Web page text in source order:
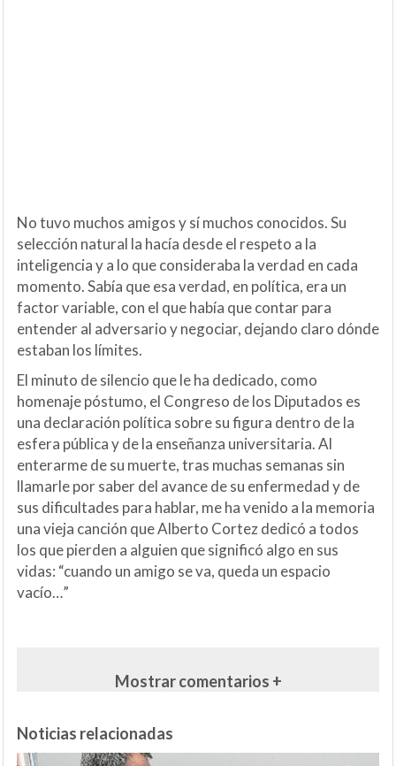
No tuvo muchos amigos y sí muchos conocidos. Su
selección natural la hacía desde el respeto a la
inteligencia y a lo que consideraba la verdad en cada
momento. Sabía que esa verdad, en política, era un
factor variable, con el que había que contar para
entender al adversario y negociar, dejando claro dónde
estaban los límites.
El minuto de silencio que le ha dedicado, como
homenaje póstumo, el Congreso de los Diputados es
una declaración política sobre su figura dentro de la
esfera pública y de la enseñanza universitaria. Al
enterarme de su muerte, tras muchas semanas sin
llamarle por saber del avance de su enfermedad y de
sus dificultades para hablar, me ha venido a la memoria
una vieja canción que Alberto Cortez dedicó a todos
los que pierden a alguien que significó algo en sus
vidas: “cuando un amigo se va, queda un espacio
vacío…”
Mostrar comentarios +
Noticias relacionadas